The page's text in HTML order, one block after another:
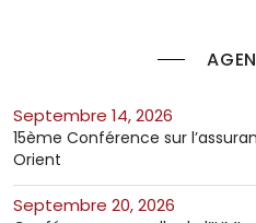
septembre 14, 2026
15ème Conférence sur
Orient
septembre 20, 2026